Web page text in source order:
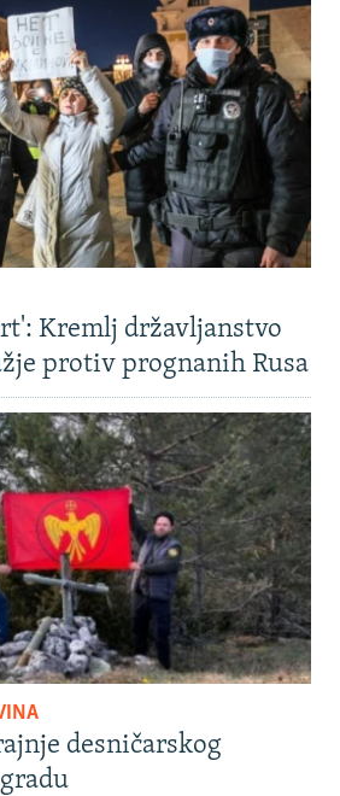
Kremlj državljanstvo
protiv prognanih Rusa
desničarskog